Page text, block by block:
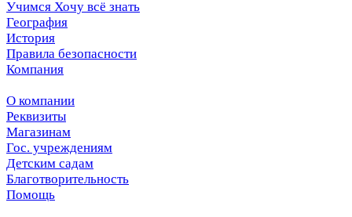
Учимся Хочу всё знать
География
История
Правила безопасности
Компания
О компании
Реквизиты
Магазинам
Гос. учреждениям
Детским садам
Благотворительность
Помощь